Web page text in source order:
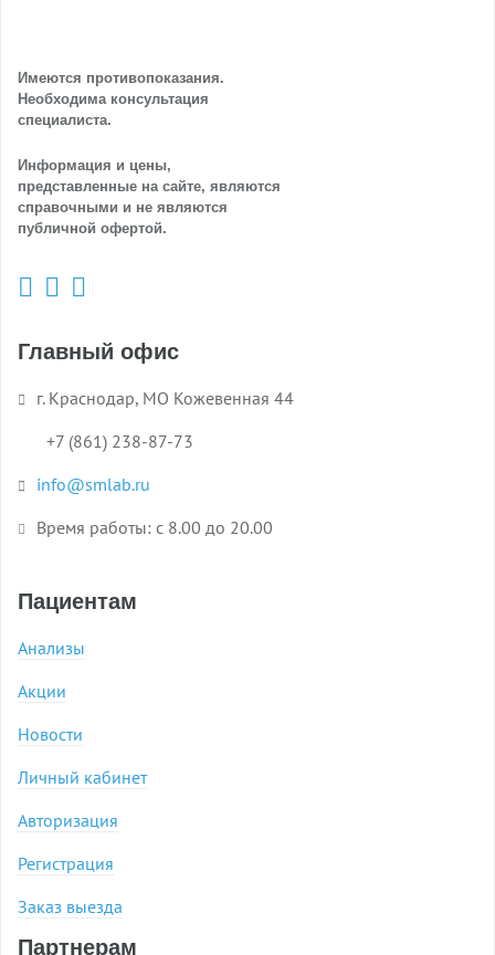
Имеются противопоказания.
Необходима консультация
специалиста.
Информация и цены,
представленные на сайте, являются
справочными и не являются
публичной офертой.
Пациентам
Анализы
Акции
Новости
Личный кабинет
Авторизация
Регистрация
Заказ выезда
Партнерам
Главный офис
г. Краснодар, МО Кожевенная 44
+7 (861) 238-87-73
info@smlab.ru
Время работы: с 8.00 до 20.00